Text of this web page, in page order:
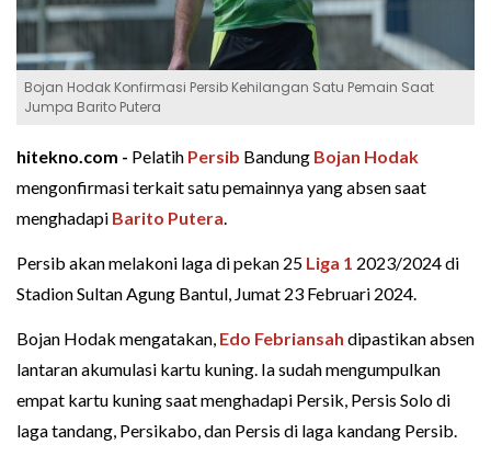
Bojan Hodak Konfirmasi Persib Kehilangan Satu Pemain Saat
Jumpa Barito Putera
hitekno.com - Pelatih Persib Bandung Bojan Hodak
mengonfirmasi terkait satu pemainnya yang absen saat
menghadapi Barito Putera.
Persib akan melakoni laga di pekan 25 Liga 1 2023/2024 di
Stadion Sultan Agung Bantul, Jumat 23 Februari 2024.
Bojan Hodak mengatakan, Edo Febriansah dipastikan absen
lantaran akumulasi kartu kuning. Ia sudah mengumpulkan
empat kartu kuning saat menghadapi Persik, Persis Solo di
laga tandang, Persikabo, dan Persis di laga kandang Persib.